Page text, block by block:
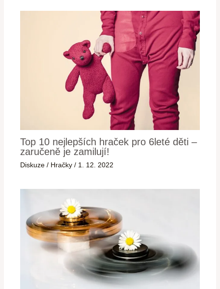
Top 10 nejlepších hraček pro 6leté děti –
zaručeně je zamilují!
Diskuze / Hračky / 1. 12. 2022